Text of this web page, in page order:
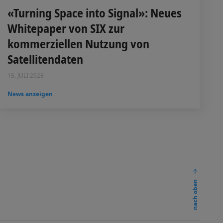
«Turning Space into Signal»: Neues
Whitepaper von SIX zur
kommerziellen Nutzung von
Satellitendaten
15. JULI 2026
News anzeigen
nach oben